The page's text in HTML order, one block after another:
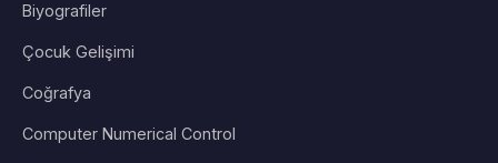
Biyografiler
Çocuk Gelişimi
Coğrafya
Computer Numerical Control